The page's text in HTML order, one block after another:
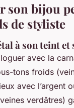
son bijou
de styliste
à son teint et
avec la
tons froids
avec l’argent
verdâtres)